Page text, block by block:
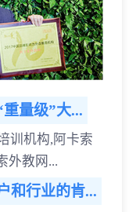
量级”大...
训机构,阿卡索
外教网...
和行业的肯...